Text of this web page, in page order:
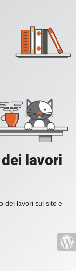
lavori
dei lavori sul sito e